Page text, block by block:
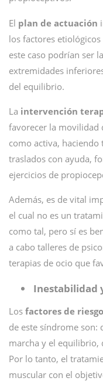
El plan de actuación
los factores
este caso podrían ser
extremidades
del equilibrio.
La intervención
favorecer la movilidad
como activa,
traslados con ayuda,
ejercicios de
Además, es de vital
el cual no es un
como tal, pero sí es
a cabo talleres de
terapias de ocio que
Inestabilidad
Los factores de
de este síndrome son:
marcha y el
Por lo tanto, el
muscular con el